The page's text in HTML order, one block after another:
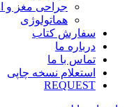
جراحی مغز و
هماتولوژی
سفارش کتاب
درباره ما
تماس با ما
استعلام نسخه چاپی
REQUEST